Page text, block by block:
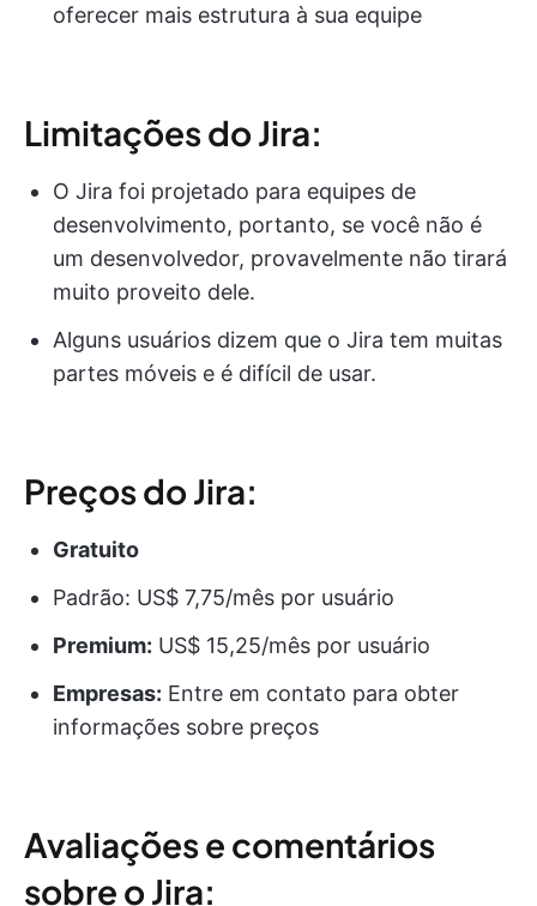
oferecer mais estrutura à sua equipe
Limitações do Jira:
O Jira foi projetado para equipes de
desenvolvimento, portanto, se você não é
um desenvolvedor, provavelmente não tirará
muito proveito dele.
Alguns usuários dizem que o Jira tem muitas
partes móveis e é difícil de usar.
Preços do Jira:
Gratuito
Padrão: US$ 7,75/mês por usuário
Premium: US$ 15,25/mês por usuário
Empresas: Entre em contato para obter
informações sobre preços
Avaliações e comentários
sobre o Jira: